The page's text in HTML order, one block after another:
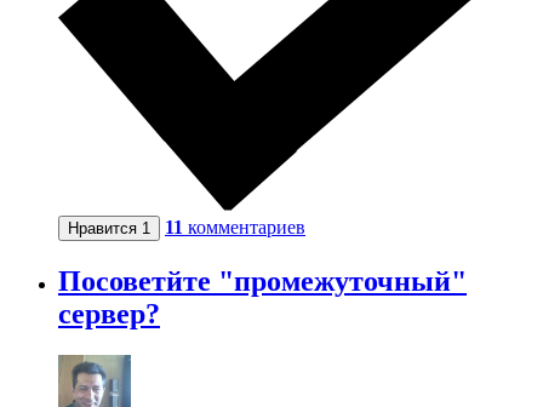
Нравится 1 11 комментариев
Посоветйте "промежуточный"
сервер?